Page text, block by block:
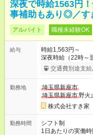
深夜で時給1563円
事補助もあり◎／す
アルバイト 職種未経験OK
給与
時給1,563円～
深夜時給（22時～翌5時）：
試用期間の長さ：
試用期間の実態は
同時給）
交通費別途支給
勤務地
埼玉県新座市
埼玉県新座市野火
株式会社すき家
勤務時間
シフト制
1日あたりの実働